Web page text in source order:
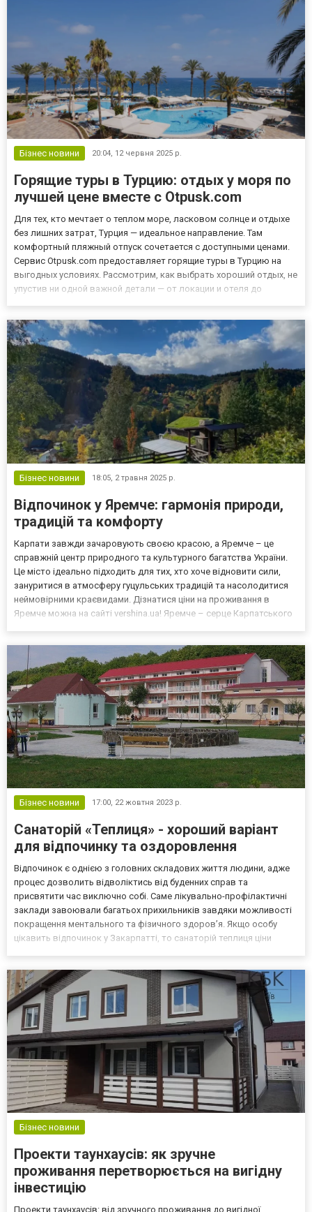
Бізнес новини 20:04, 12 червня 2025 р.
Горящие туры в Турцию: отдых у моря по
лучшей цене вместе с Otpusk.com
Для тех, кто мечтает о теплом море, ласковом солнце и отдыхе
без лишних затрат, Турция — идеальное направление. Там
комфортный пляжный отпуск сочетается с доступными ценами.
Сервис Otpusk.com предоставляет горящие туры в Турцию на
выгодных условиях. Рассмотрим, как выбрать хороший отдых, не
упустив ни одной важной детали — от локации и отеля до
м...
Бізнес новини 18:05, 2 травня 2025 р.
Відпочинок у Яремче: гармонія природи,
традицій та комфорту
Карпати завжди зачаровують своєю красою, а Яремче – це
справжній центр природного та культурного багатства України.
Це місто ідеально підходить для тих, хто хоче відновити сили,
зануритися в атмосферу гуцульських традицій та насолодитися
неймовірними краєвидами. Дізнатися ціни на проживання в
Яремче можна на сайті vershina.ua! Яремче – серце Карпатського
Бізнес новини 17:00, 22 жовтня 2023 р.
Санаторій «Теплиця» - хороший варіант
для відпочинку та оздоровлення
Відпочинок є однією з головних складових життя людини, адже
процес дозволить відволіктись від буденних справ та
присвятити час виключно собі. Саме лікувально-профілактичні
заклади завоювали багатьох прихильників завдяки можливості
покращення ментального та фізичного здоров’я. Якщо особу
цікавить відпочинок у Закарпатті, то санаторій теплиця ціни
Бізнес новини
Проекти таунхаусів: як зручне
проживання перетворюється на вигідну
інвестицію
Проекти таунхаусів: від зручного проживання до вигідної